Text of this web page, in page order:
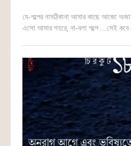
যে-গল্পের নামঠিকানা আমার কাছে আজো
এসো আমার শহরে, না-বলা গল্পে ... সেই কবে